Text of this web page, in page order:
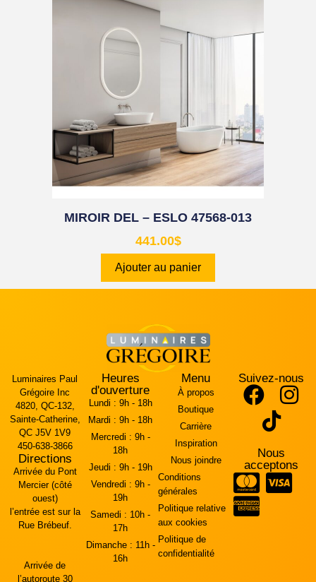
MIROIR DEL – ESLO 47568-013
441.00$
Ajouter au panier
Luminaires Paul
Grégoire Inc
4820, QC-132,
Sainte-Catherine,
QC J5V 1V9
450-638-3866
Directions
Arrivée du Pont
Mercier (côté
ouest)
l’entrée est sur la
Rue Brébeuf.
Arrivée de
l’autoroute 30
Heures
d'ouverture
Lundi : 9h - 18h
Mardi : 9h - 18h
Mercredi : 9h -
18h
Jeudi : 9h - 19h
Vendredi : 9h -
19h
Samedi : 10h -
17h
Dimanche : 11h -
16h
Menu
À propos
Boutique
Carrière
Inspiration
Nous joindre
Conditions
générales
Politique relative
aux cookies
Politique de
confidentialité
Suivez-nous
Nous
acceptons